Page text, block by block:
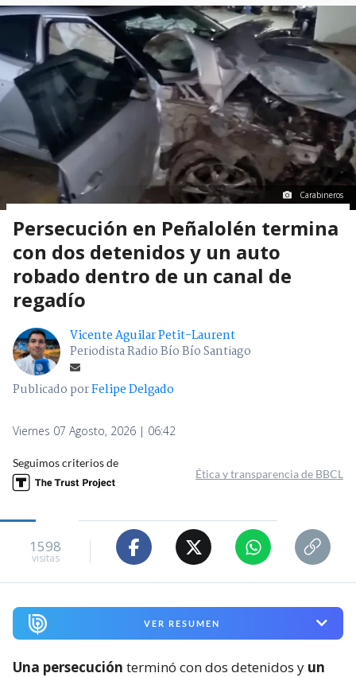
Carabineros
Persecución en Peñalolén termina
con dos detenidos y un auto
robado dentro de un canal de
regadío
Vicente Aguilar Petit-Laurent
Periodista Radio Bío Bío Santiago
Publicado porFelipe Delgado
Viernes 07 Agosto, 2026 | 06:42
Seguimos criterios de
Ética y transparencia de BBCL
1598
visitas
VER RESUMEN
Una persecución terminó con dos detenidos y un